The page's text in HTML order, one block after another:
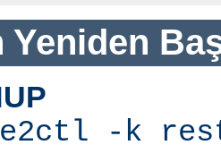
Yeniden
-k